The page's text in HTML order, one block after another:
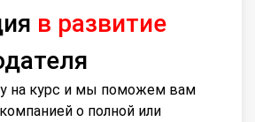
в развитие
на курс и мы поможем вам
о полной или